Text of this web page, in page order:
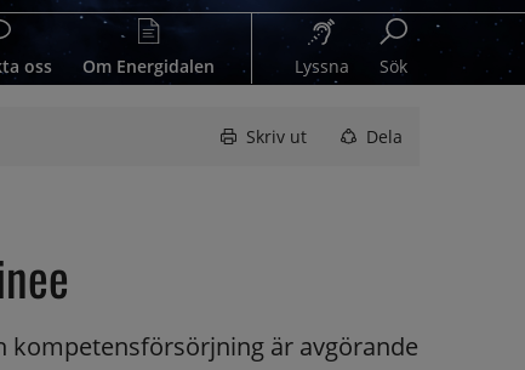
oss Om Energidalen Lyssna Sök
Skriv ut Dela
kompetensförsörjning är avgörande